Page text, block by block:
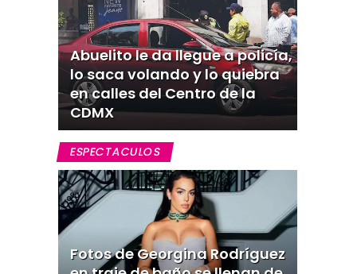
Abuelito le da llegue a policía,
lo saca volando y lo quiebra
en calles del Centro de la
CDMX
ESPECTACULOS
Fotos de Georgina Rodríguez